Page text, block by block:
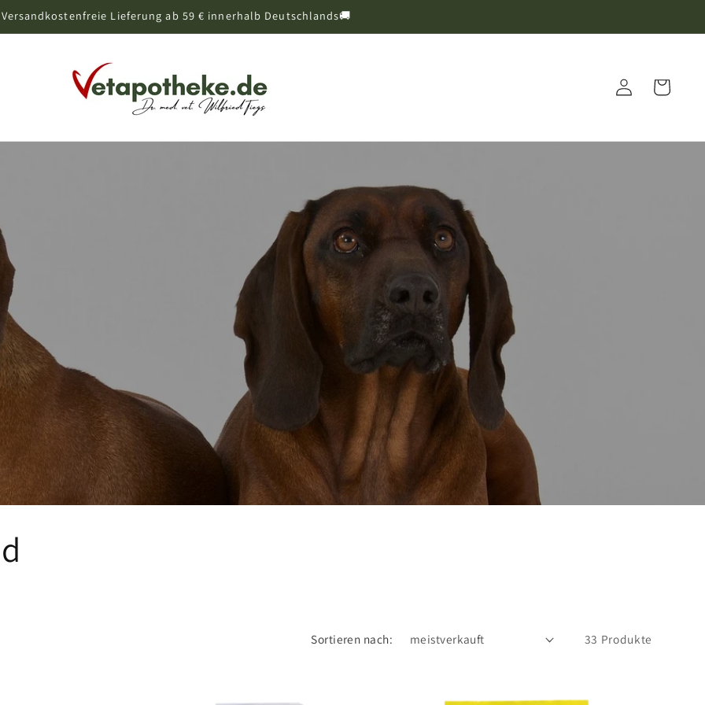
Versandkostenfreie Lieferung ab 59 € innerhalb Deutschlands🚚
EinloggenWarenkorb
Sortieren nach: 33 Produkte